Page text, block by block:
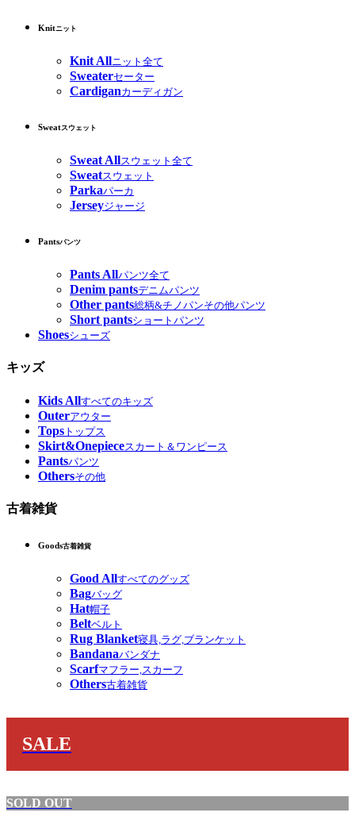
Knitニット
Knit Allニット全て
Sweaterセーター
Cardiganカーディガン
Sweatスウェット
Sweat Allスウェット全て
Sweatスウェット
Parkaパーカ
Jerseyジャージ
Pantsパンツ
Pants Allパンツ全て
Denim pantsデニムパンツ
Other pants総柄&チノパンその他パンツ
Short pantsショートパンツ
Shoesシューズ
キッズ
Kids Allすべてのキッズ
Outerアウター
Tops トップス
Skirt&Onepieceスカート＆ワンピース
Pantsパンツ
Othersその他
古着雑貨
Goods古着雑貨
Good Allすべてのグッズ
Bagバッグ
Hat帽子
Beltベルト
Rug Blanket寝具,ラグ,ブランケット
Bandanaバンダナ
Scarfマフラー,スカーフ
Others古着雑貨
SALE
SOLD OUT